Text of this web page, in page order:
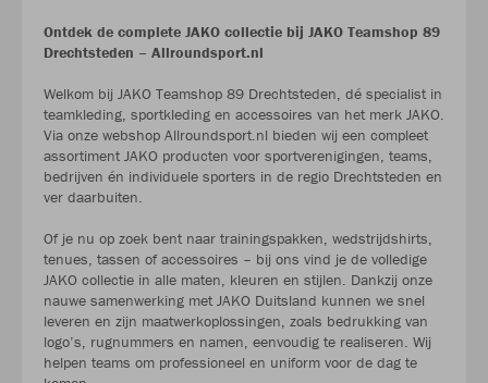
Ontdek de complete JAKO collectie bij JAKO Teamshop 89
Drechtsteden – Allroundsport.nl
Welkom bij JAKO Teamshop 89 Drechtsteden, dé specialist in
teamkleding, sportkleding en accessoires van het merk JAKO.
Via onze webshop Allroundsport.nl bieden wij een compleet
assortiment JAKO producten voor sportverenigingen, teams,
bedrijven én individuele sporters in de regio Drechtsteden en
ver daarbuiten.
Of je nu op zoek bent naar trainingspakken, wedstrijdshirts,
tenues, tassen of accessoires – bij ons vind je de volledige
JAKO collectie in alle maten, kleuren en stijlen. Dankzij onze
nauwe samenwerking met JAKO Duitsland kunnen we snel
leveren en zijn maatwerkoplossingen, zoals bedrukking van
logo’s, rugnummers en namen, eenvoudig te realiseren. Wij
helpen teams om professioneel en uniform voor de dag te